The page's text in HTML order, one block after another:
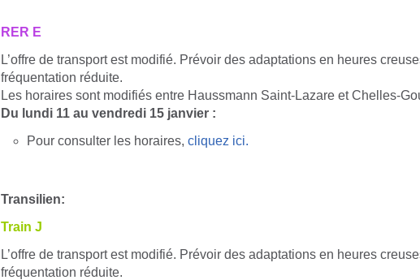
RER E
L’offre de transport est modifié. Prévoir des adaptations en heures
fréquentation réduite.
Les horaires sont modifiés entre Haussmann Saint-Lazare et Chelles-
Du lundi 11 au vendredi 15 janvier :
Pour consulter les horaires, cliquez ici.
Transilien:
Train J
L’offre de transport est modifié. Prévoir des adaptations en heures
fréquentation réduite.